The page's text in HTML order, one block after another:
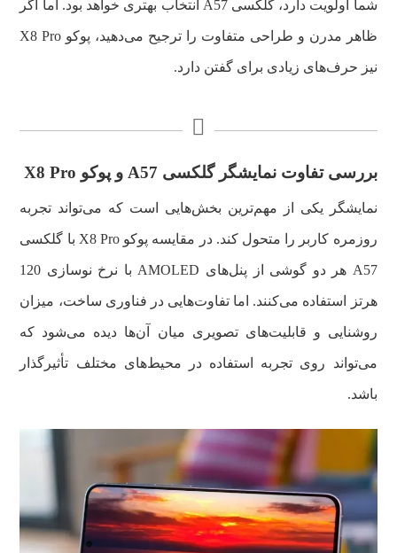
شما اولویت دارد، گلکسی A57 انتخاب بهتری خواهد بود. اما اگر
ظاهر مدرن و طراحی متفاوت را ترجیح می‌دهید، پوکو X8 Pro
نیز حرف‌های زیادی برای گفتن دارد.
بررسی تفاوت نمایشگر گلکسی A57 و پوکو X8 Pro
نمایشگر یکی از مهم‌ترین بخش‌هایی است که می‌تواند تجربه
روزمره کاربر را متحول کند. در مقایسه پوکو X8 Pro با گلکسی
A57 هر دو گوشی از پنل‌های AMOLED با نرخ نوسازی 120
هرتز استفاده می‌کنند. اما تفاوت‌هایی در فناوری ساخت، میزان
روشنایی و قابلیت‌های تصویری میان آن‌ها دیده می‌شود که
می‌تواند روی تجربه استفاده در محیط‌های مختلف تأثیرگذار
باشد.